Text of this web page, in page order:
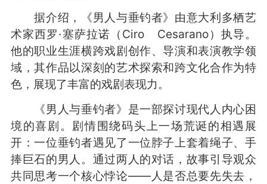
据介绍，《男人与垂钓者》由意大利多栖艺
术家西罗·塞萨拉诺（Ciro Cesarano）执导。
他的职业生涯横跨戏剧创作、导演和表演教学领
域，其作品以深刻的艺术探索和跨文化合作为特
色，展现了丰富的戏剧表现力。
《男人与垂钓者》是一部探讨现代人内心困
境的喜剧。剧情围绕码头上一场荒诞的相遇展
开：一位垂钓者遇见了一位脖子上套着绳子、手
捧巨石的男人。通过两人的对话，故事引导观众
共同思考一个核心悖论——人是否总要先失去，